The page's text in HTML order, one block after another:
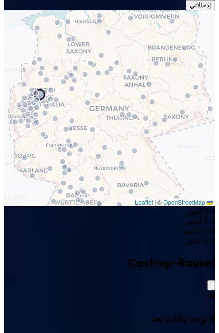
إدخالاتي
| ©OpenStreetMap
< 3 أشهر
3-6 أشهر
6-12 أشهر
> 12 أشهر
Castrop-Rauxel
🌍
لا توجد بيانات بعد